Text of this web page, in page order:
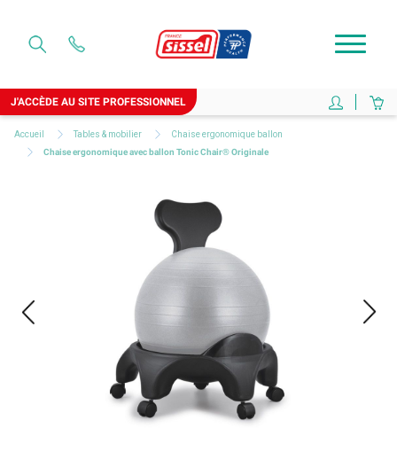
J'ACCÈDE AU SITE PROFESSIONNEL
Accueil Tables & mobilier
Chaise ergonomique ballon
Chaise ergonomique avec ballon Tonic Chair® Originale